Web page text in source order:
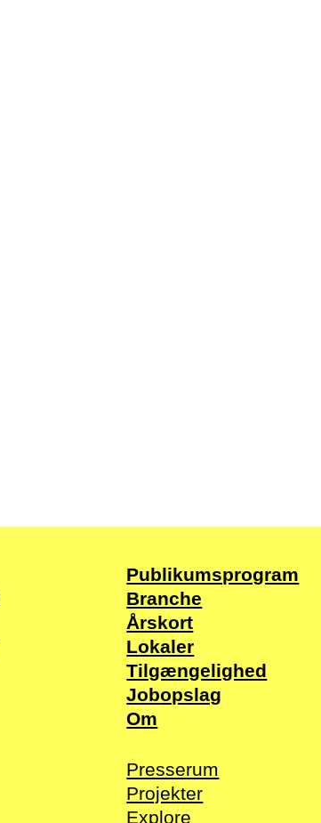
Publikums­program
Branche
Årskort
Lokaler
Tilgængelighed
Jobopslag
Om
Presserum
Projekter
Explore